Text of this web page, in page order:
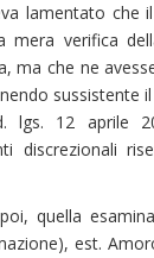
lamentato che
verifica
ma che ne
sussistente
lgs. 12 aprile
discrezionali
quella
est.